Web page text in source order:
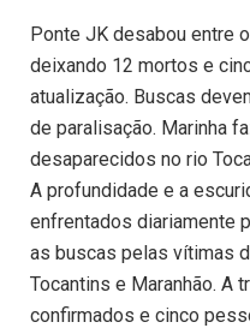
Ponte JK desabou entre
deixando 12 mortos e
atualização. Buscas
de paralisação. Marinha
desaparecidos no rio
A profundidade e a
enfrentados diariamente
as buscas pelas vítimas
Tocantins e Maranhão. A
confirmados e cinco